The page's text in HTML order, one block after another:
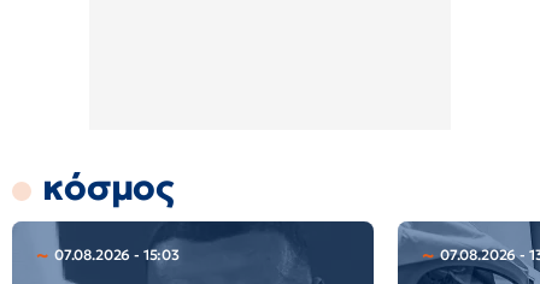
κόσμος
07.08.2026 - 15:03 07.08.2026 -